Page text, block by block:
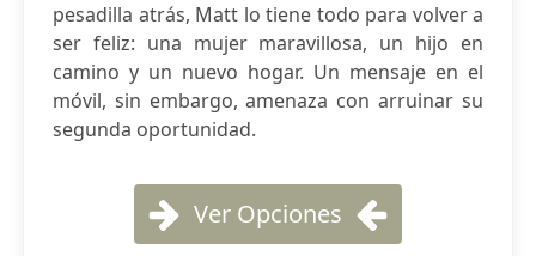
pesadilla atrás, Matt lo tiene todo para volver a
ser feliz: una mujer maravillosa, un hijo en
camino y un nuevo hogar. Un mensaje en el
móvil, sin embargo, amenaza con arruinar su
segunda oportunidad.
Ver Opciones